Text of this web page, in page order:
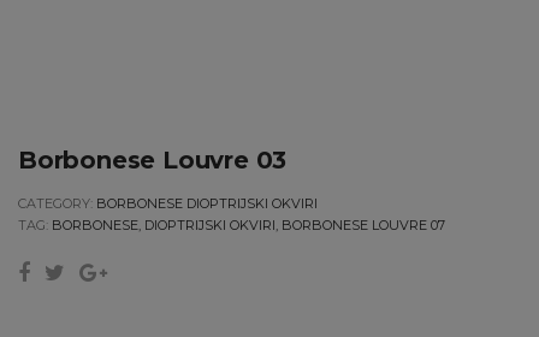
Borbonese Louvre 03
CATEGORY: BORBONESE DIOPTRIJSKI OKVIRI
TAG: BORBONESE, DIOPTRIJSKI OKVIRI, BORBONESE LOUVRE 07